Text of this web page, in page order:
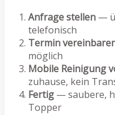
Anfrage stellen —
telefonisch
Termin
möglich
Mobile Reinigung
zuhause, kein
Fertig — saubere,
Topper